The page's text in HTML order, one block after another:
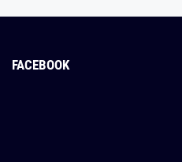
FACEBOOK